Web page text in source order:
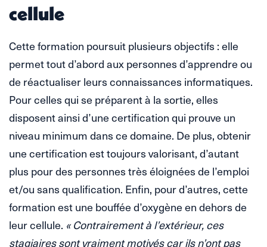
cellule
Cette formation poursuit plusieurs objectifs : elle
permet tout d’abord aux personnes d’apprendre ou
de réactualiser leurs connaissances informatiques.
Pour celles qui se préparent à la sortie, elles
disposent ainsi d’une certification qui prouve un
niveau minimum dans ce domaine. De plus, obtenir
une certification est toujours valorisant, d’autant
plus pour des personnes très éloignées de l’emploi
et/ou sans qualification. Enfin, pour d’autres, cette
formation est une bouffée d’oxygène en dehors de
leur cellule. « Contrairement à l’extérieur, ces
stagiaires sont vraiment motivés car ils n’ont pas